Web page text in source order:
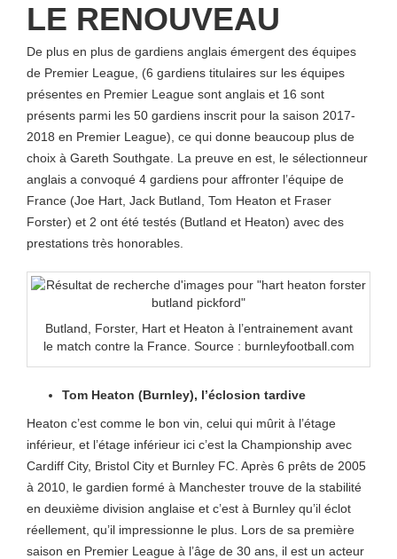
LE RENOUVEAU
De plus en plus de gardiens anglais émergent des équipes
de Premier League, (6 gardiens titulaires sur les équipes
présentes en Premier League sont anglais et 16 sont
présents parmi les 50 gardiens inscrit pour la saison 2017-
2018 en Premier League), ce qui donne beaucoup plus de
choix à Gareth Southgate. La preuve en est, le sélectionneur
anglais a convoqué 4 gardiens pour affronter l’équipe de
France (Joe Hart, Jack Butland, Tom Heaton et Fraser
Forster) et 2 ont été testés (Butland et Heaton) avec des
prestations très honorables.
Butland, Forster, Hart et Heaton à l’entrainement avant
le match contre la France. Source : burnleyfootball.com
Tom Heaton (Burnley), l’éclosion tardive
Heaton c’est comme le bon vin, celui qui mûrit à l’étage
inférieur, et l’étage inférieur ici c’est la Championship avec
Cardiff City, Bristol City et Burnley FC. Après 6 prêts de 2005
à 2010, le gardien formé à Manchester trouve de la stabilité
en deuxième division anglaise et c’est à Burnley qu’il éclot
réellement, qu’il impressionne le plus. Lors de sa première
saison en Premier League à l’âge de 30 ans, il est un acteur